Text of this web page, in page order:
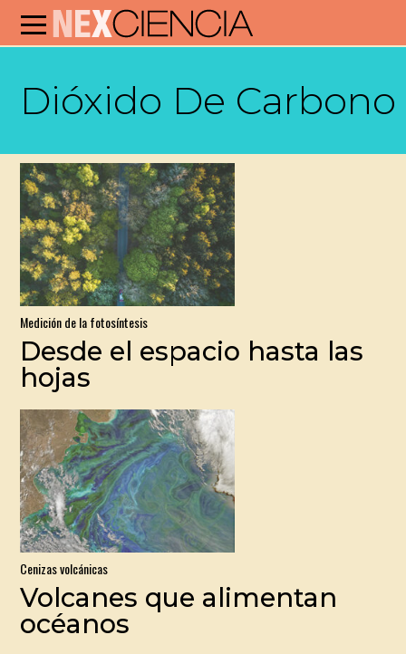
Dióxido De Carbono
Medición de la fotosíntesis
Desde el espacio hasta las
hojas
Cenizas volcánicas
Volcanes que alimentan
océanos